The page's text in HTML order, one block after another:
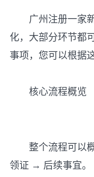
广州注册一家新
化，大部分环节都
事项，您可以根据
核心流程概览
整个流程可以概
领证 → 后续事宜。